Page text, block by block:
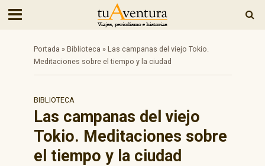
Portada » Biblioteca » Las campanas del viejo Tokio.
Meditaciones sobre el tiempo y la ciudad
BIBLIOTECA
Las campanas del viejo
Tokio. Meditaciones sobre
el tiempo y la ciudad